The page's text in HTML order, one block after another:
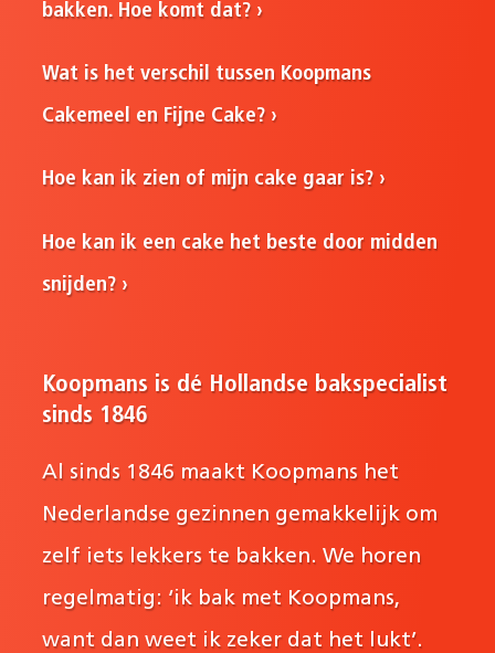
bakken. Hoe komt dat?
Wat is het verschil tussen Koopmans
Cakemeel en Fijne Cake?
Hoe kan ik zien of mijn cake gaar is?
Hoe kan ik een cake het beste door midden
snijden?
Koopmans is dé Hollandse bakspecialist
sinds 1846
Al sinds 1846 maakt Koopmans het
Nederlandse gezinnen gemakkelijk om
zelf iets lekkers te bakken. We horen
regelmatig: ‘ik bak met Koopmans,
want dan weet ik zeker dat het lukt’.